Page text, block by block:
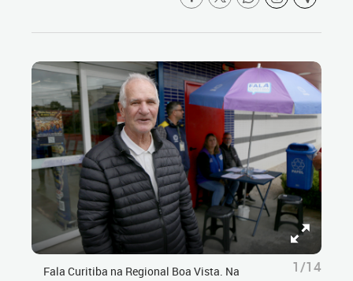
Fala Curitiba na Regional Boa Vista. Na
1/14